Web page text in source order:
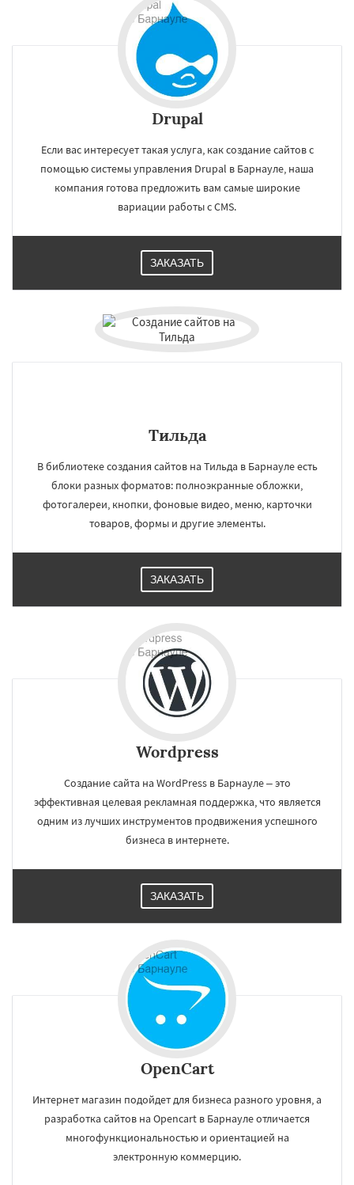
Хабаровск
Ярославль
Владивосток
Кемерово Новокузнецк
Набережные Челны
Астрахань
Севастополь Балашиха
Калининград
Улан-Удэ
Сочи
Иваново Брянск
Архангельск Нижний Тагил
Симферополь Калуга Якутск Грозный
Волжский
Drupal
Если вас интересует такая услуга, как создание сайтов с
помощью системы управления Drupal в Барнауле, наша
компания готова предложить вам самые широкие
вариации работы с CMS.
ЗАКАЗАТЬ
Тильда
В библиотеке создания сайтов на Тильда в Барнауле есть
блоки разных форматов: полноэкранные обложки,
фотогалереи, кнопки, фоновые видео, меню, карточки
товаров, формы и другие элементы.
ЗАКАЗАТЬ
Wordpress
Создание сайта на WordPress в Барнауле – это
эффективная целевая рекламная поддержка, что является
одним из лучших инструментов продвижения успешного
бизнеса в интернете.
ЗАКАЗАТЬ
OpenCart
Интернет магазин подойдет для бизнеса разного уровня, а
разработка сайтов на Opencart в Барнауле отличается
многофункциональностью и ориентацией на
электронную коммерцию.
Даю согласие на обработку персональных данных